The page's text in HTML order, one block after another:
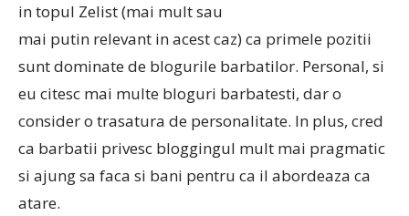
in topul Zelist (mai mult sau
mai putin relevant in acest caz) ca primele pozitii
sunt dominate de blogurile barbatilor. Personal, si
eu citesc mai multe bloguri barbatesti, dar o
consider o trasatura de personalitate. In plus, cred
ca barbatii privesc bloggingul mult mai pragmatic
si ajung sa faca si bani pentru ca il abordeaza ca
atare.